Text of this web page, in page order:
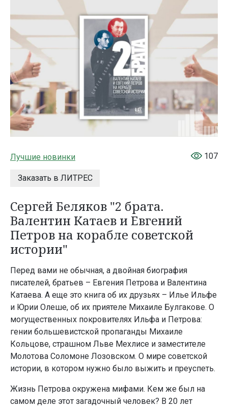
Лучшие новинки
Заказать в ЛИТРЕС
107
Сергей Беляков "2 брата.
Валентин Катаев и Евгений
Петров на корабле советской
истории"
Перед вами не обычная, а двойная биография
писателей, братьев – Евгения Петрова и Валентина
Катаева. А еще это книга об их друзьях – Илье Ильфе
и Юрии Олеше, об их приятеле Михаиле Булгакове. О
могущественных покровителях Ильфа и Петрова:
гении большевистской пропаганды Михаиле
Кольцове, страшном Льве Мехлисе и заместителе
Молотова Соломоне Лозовском. О мире советской
истории, в котором нужно было выжить и преуспеть.
Жизнь Петрова окружена мифами. Кем же был на
самом деле этот загадочный человек? В 20 лет